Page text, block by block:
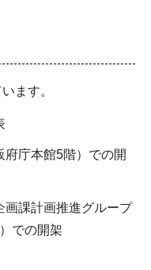
ます。
府庁本館5階）での開
画課計画推進グループ
での開架